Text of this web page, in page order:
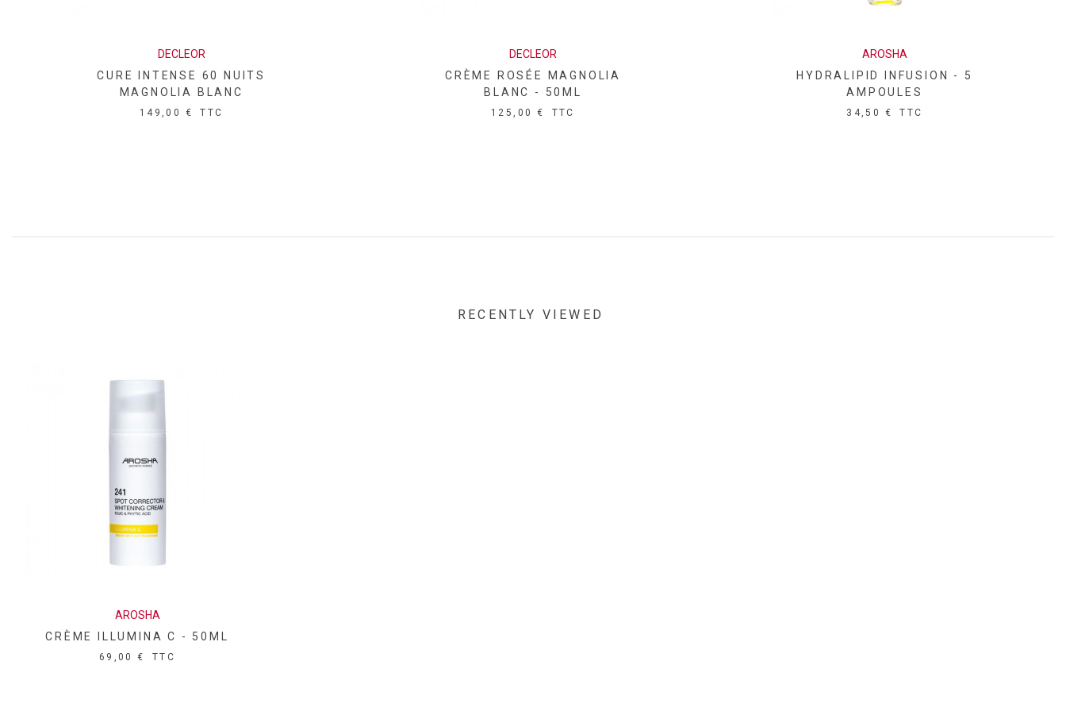
DECLEOR
CURE INTENSE 60 NUITS
MAGNOLIA BLANC
149,00 € TTC
DECLEOR
CRÈME ROSÉE MAGNOLIA
BLANC - 50ML
125,00 € TTC
AROSHA
HYDRALIPID INFUSION - 5
AMPOULES
34,50 € TTC
RECENTLY VIEWED
AROSHA
CRÈME ILLUMINA C - 50ML
69,00 € TTC